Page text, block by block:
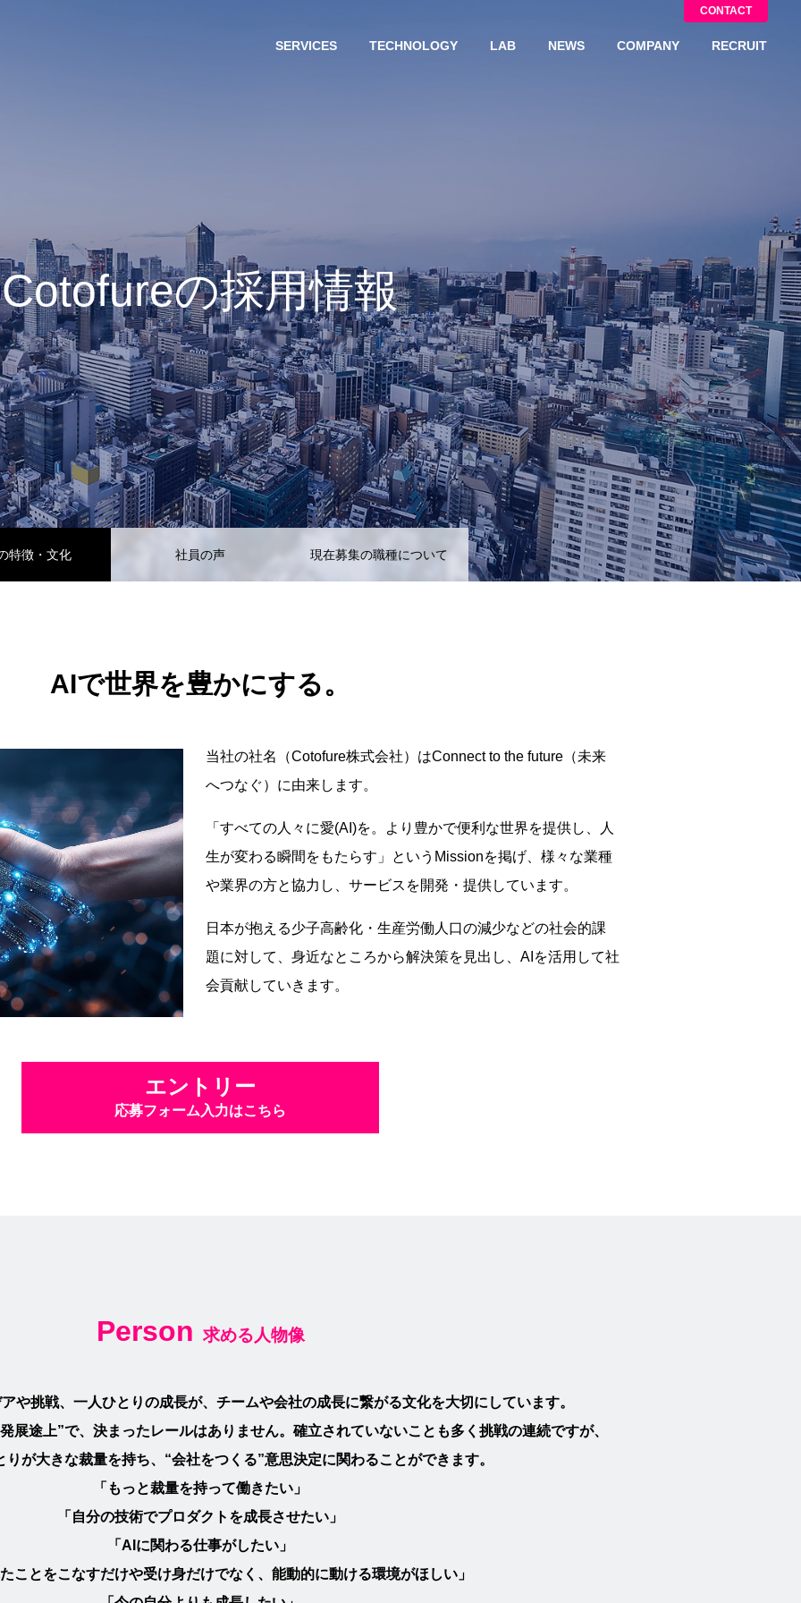
SERVICES TECHNOLOGY LAB NEWS COMPANY RECRUIT
CONTACT
Cotofureの採用情報
特徴・文化 社員の声 現在募集の職種について
AIで世界を豊かにする。
当社の社名（Cotofure株式会社）はConnect to the future（未来
へつなぐ）に由来します。
「すべての人々に愛(AI)を。より豊かで便利な世界を提供し、人
生が変わる瞬間をもたらす」というMissionを掲げ、様々な業種
や業界の方と協力し、サービスを開発・提供しています。
日本が抱える少子高齢化・生産労働人口の減少などの社会的課
題に対して、身近なところから解決策を見出し、AIを活用して社
会貢献していきます。
エントリー
応募フォーム入力はこちら
Person 求める人物像
や挑戦、一人ひとりの成長が、チームや会社の成長に繋がる文化を大切にしています。
展途上”で、決まったレールはありません。確立されていないことも多く挑戦の連続ですが、
りが大きな裁量を持ち、“会社をつくる”意思決定に関わることができます。
「もっと裁量を持って働きたい」
「自分の技術でプロダクトを成長させたい」
「AIに関わる仕事がしたい」
ことをこなすだけや受け身だけでなく、能動的に動ける環境がほしい」